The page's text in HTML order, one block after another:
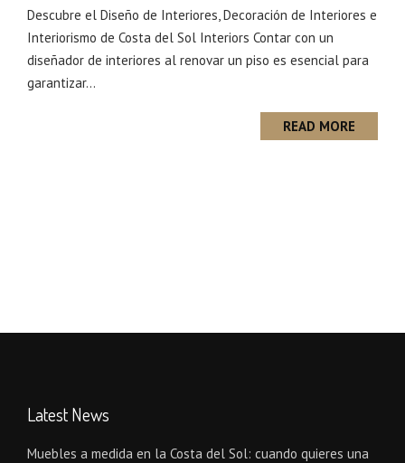
Descubre el Diseño de Interiores, Decoración de Interiores e
Interiorismo de Costa del Sol Interiors Contar con un
diseñador de interiores al renovar un piso es esencial para
garantizar...
READ MORE
Latest News
Muebles a medida en la Costa del Sol: cuando quieres una